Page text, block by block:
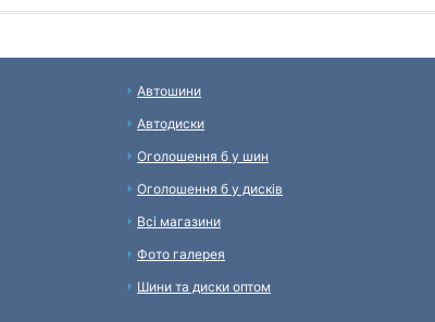
Автошини
Автодиски
Оголошення б у шин
Оголошення б у дисків
Всі магазини
Фото галерея
Шини та диски оптом